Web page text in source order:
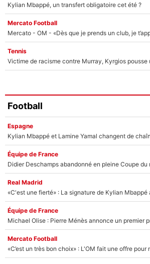
Kylian Mbappé, un transfert obligatoire cet été ?
Mercato Football
Tennis
Football
Espagne
Équipe de France
Real Madrid
Équipe de France
Mercato Football